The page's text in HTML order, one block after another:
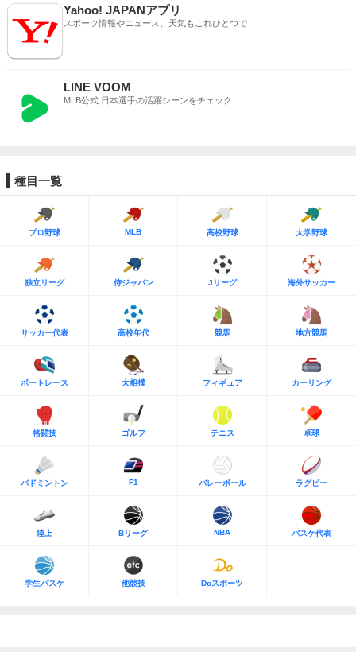
Yahoo! JAPANアプリ
スポーツ情報やニュース、天気もこれひとつで
LINE VOOM
MLB公式 日本選手の活躍シーンをチェック
種目一覧
プロ野球 MLB 高校野球 大学野球
独立リーグ 侍ジャパン Jリーグ 海外サッカー
サッカー代表 高校年代 競馬 地方競馬
ボートレース 大相撲 フィギュア カーリング
格闘技 ゴルフ テニス 卓球
バドミントン F1 バレーボール ラグビー
陸上 Bリーグ NBA バスケ代表
学生バスケ 他競技 Doスポーツ